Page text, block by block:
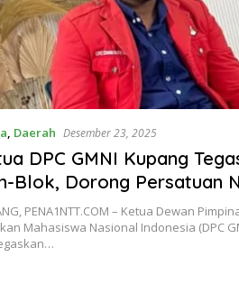
, Daerah Desember 23, 2025
DPC GMNI Kupang
Blok, Dorong Persatuan
PENA1NTT.COM – Ketua Dewan
Mahasiswa Nasional Indonesia (DPC